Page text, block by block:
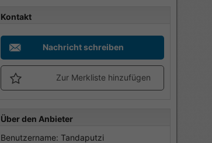
Kontakt
Nachricht schreiben
Zur Merkliste hinzufügen
Über den Anbieter
Benutzername: Tandaputzi